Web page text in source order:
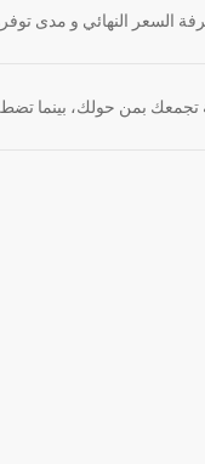
السعر النهائي و مدى
بمن حولك، بينما